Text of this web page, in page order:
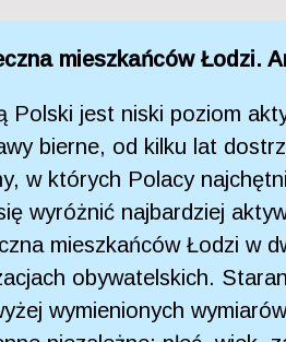
mieszkańców Łodzi.
Polski jest niski poziom
bierne, od kilku lat
w których Polacy
wyróżnić najbardziej
mieszkańców Łodzi w
obywatelskich.
wymienionych